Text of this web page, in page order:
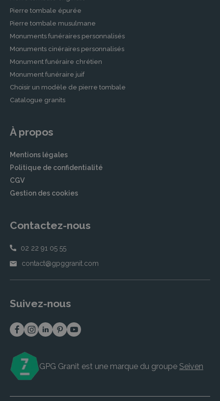
Pierre tombale épurée
Pierre tombale musulmane
Monuments funéraires personnalisés
Monuments cinéraires personnalisés
Monument funéraire chrétien
Monument funéraire juif
Choisir un modèle de pierre tombale
Catalogue granits
À propos
Mentions légales
Politique de confidentialité
CGV
Gestion des cookies
Contactez-nous
02 22 91 05 55
contact@gpggranit.com
Suivez-nous
GPG Granit est une marque du groupe Seiven